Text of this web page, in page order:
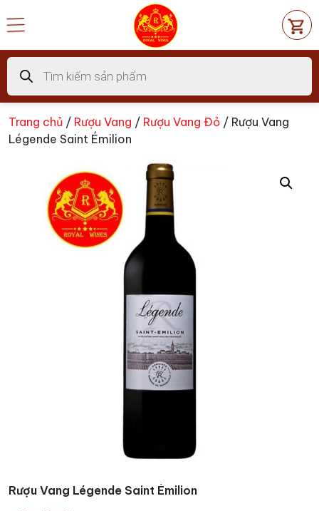
đến
dung
Tìm
kiếm
sản
phẩm
Trang chủ / Rượu Vang / Rượu Vang Đỏ / Rượu Vang
Légende Saint Émilion
Rượu Vang Légende Saint Émilion